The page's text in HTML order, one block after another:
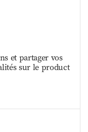
et partager vos
sur le product